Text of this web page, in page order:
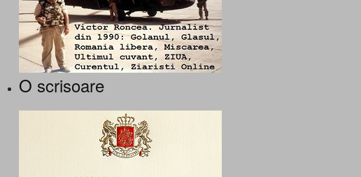
O scrisoare